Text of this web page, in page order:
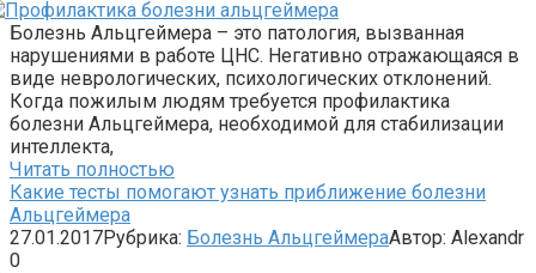
Болезнь Альцгеймера – это патология, вызванная
нарушениями в работе ЦНС. Негативно отражающаяся в
виде неврологических, психологических отклонений.
Когда пожилым людям требуется профилактика
болезни Альцгеймера, необходимой для стабилизации
интеллекта,
Читать полностью
Какие тесты помогают узнать приближение болезни
Альцгеймера
27.01.2017Рубрика: Болезнь АльцгеймераАвтор: Alexandr
0